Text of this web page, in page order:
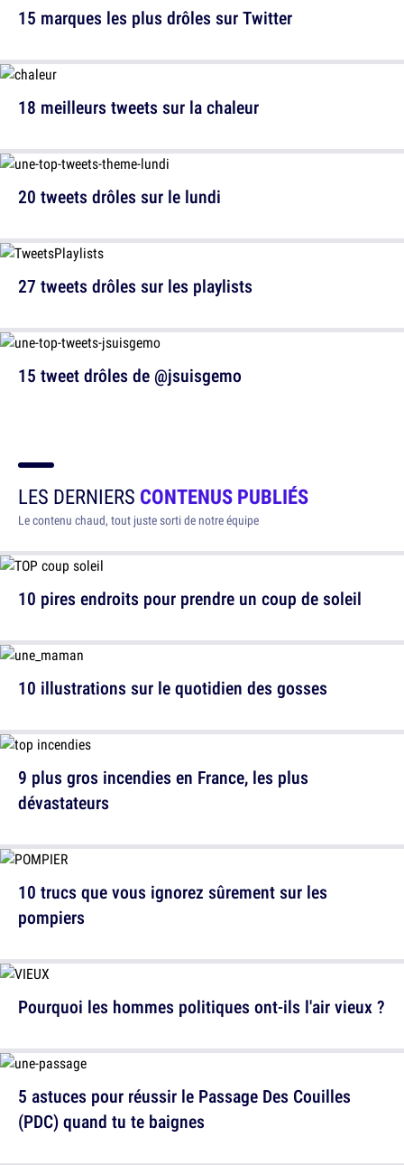
18 meilleurs tweets sur la chaleur
20 tweets drôles sur le lundi
15 tweet drôles de @jsuisgemo
15 marques les plus drôles sur Twitter
27 tweets drôles sur les playlists
LES DERNIERS CONTENUS PUBLIÉS
Le contenu chaud, tout juste sorti de notre équipe
10 pires endroits pour prendre un coup de soleil
9 plus gros incendies en France, les plus
dévastateurs
Pourquoi les hommes politiques ont-ils l'air vieux ?
10 illustrations sur le quotidien des gosses
10 trucs que vous ignorez sûrement sur les
pompiers
5 astuces pour réussir le Passage Des Couilles
(PDC) quand tu te baignes